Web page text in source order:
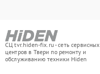
СЦ tvr.hiden-fix.ru - сеть сервисных
центров в Твери по ремонту и
обслуживанию техники Hiden